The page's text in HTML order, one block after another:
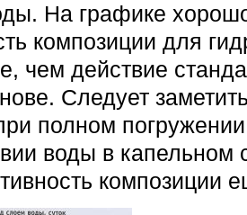
На графике
композиции для
чем действие
Следует
полном
воды в
композиции